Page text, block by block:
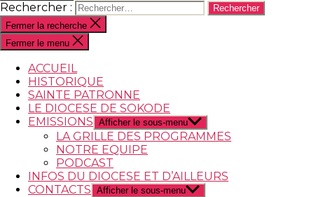
Rechercher :
Fermer la recherche
Fermer le menu
ACCUEIL
HISTORIQUE
SAINTE PATRONNE
LE DIOCESE DE SOKODE
EMISSIONS Afficher le sous-menu
LA GRILLE DES PROGRAMMES
NOTRE EQUIPE
PODCAST
INFOS DU DIOCESE ET D’AILLEURS
CONTACTS Afficher le sous-menu